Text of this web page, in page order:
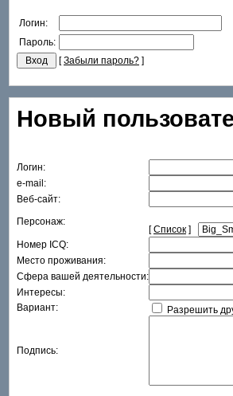
Логин:
Пароль:
[Забыли пароль? ]
Новый
Логин:
e-mail:
Веб-сайт:
Персонаж:
[Список ]
Номер ICQ:
Место проживания:
Сфера вашей деятельности:
Интересы:
Вариант:
Разрешить
Подпись: